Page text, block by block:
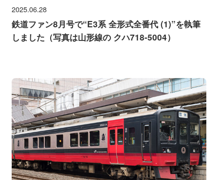
2025.06.28
鉄道ファン8月号で“E3系 全形式全番代 (1)”を執筆
しました（写真は山形線の クハ718-5004）